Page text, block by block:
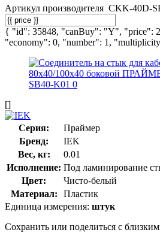
Артикул производителя CKK-40D-
{ "id": 35848, "canBuy": "Y", "price":
"economy": 0, "number": 1,
[]
Серия:
Праймер
Бренд:
IEK
Вес, кг:
0.01
Исполнение: Под ламинирование
Цвет:
Чисто-белый
Материал:
Пластик
Единица измерения: штук
Сохранить или поделиться с